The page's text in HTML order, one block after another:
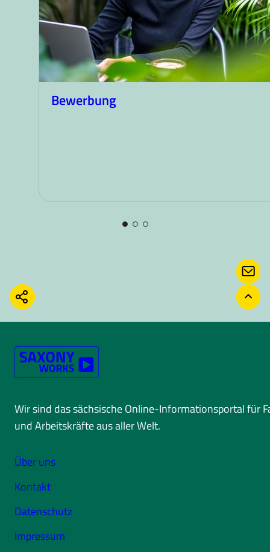
Bewerbung
TEILEN
Wir sind das sächsische Online-Informationsportal für
und Arbeitskräfte aus aller Welt.
Über uns
Kontakt
Datenschutz
Impressum